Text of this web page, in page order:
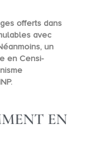
offerts dans
avec
un
en Censi-
EN